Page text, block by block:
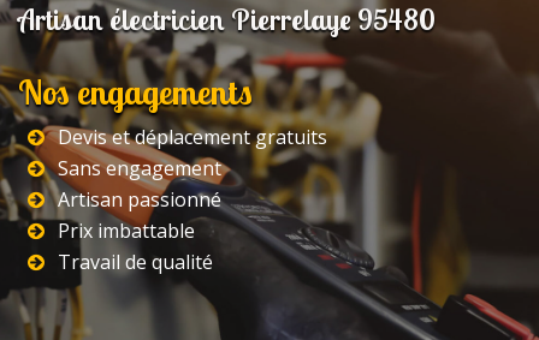
Artisan électricien Pierrelaye 95480
Nos engagements
Devis et déplacement gratuits
Sans engagement
Artisan passionné
Prix imbattable
Travail de qualité